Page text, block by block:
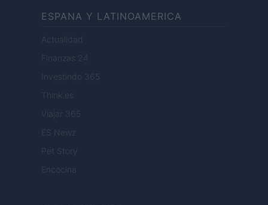
ESPANA Y LATINOAMERICA
Actualidad
Finanzas 24
Investindo 365
Think.es
Viajar 365
ES Newz
Pet Story
Encocina